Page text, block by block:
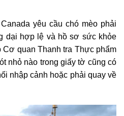
yêu cầu chó mèo phải
dại hợp lệ và hồ sơ sức khỏe
quan Thanh tra Thực phẩm
nhỏ nào trong giấy tờ cũng có
nhập cảnh hoặc phải quay về